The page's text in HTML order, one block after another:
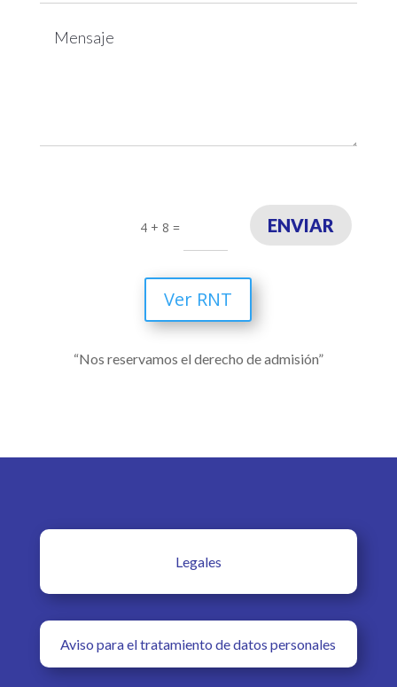
4 + 8 = ENVIAR
Ver RNT
“Nos reservamos el derecho de admisión”
Legales
Aviso para el tratamiento de datos personales